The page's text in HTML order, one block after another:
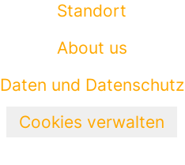
Standort
About us
Daten und Datenschutz
Cookies verwalten